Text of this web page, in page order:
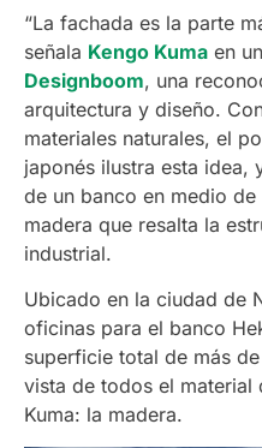
“La fachada es la parte
señala Kengo Kuma en
Designboom, una
arquitectura y diseño.
materiales naturales, el
japonés ilustra esta idea,
de un banco en medio
madera que resalta la
industrial.
Ubicado en la ciudad de
oficinas para el banco
superficie total de más
vista de todos el material
Kuma: la madera.